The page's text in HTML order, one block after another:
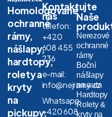
Homologované
ochranné
rámy,
nášlapy,
hardtopy,
rolety a
kryty
na
pickupy,
Kontaktujte
nás
telefon:
+420
608 455
236
e-mail:
info@nejramy.cz
Whatsapp:
+420 608
Naše
Nerezové
ochranné
rámy
Boční
nášlapy
na auta
Hardtopy
Rolety &
kryty na